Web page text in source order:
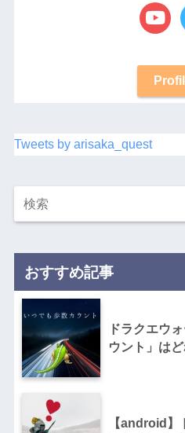
Tweets by arisaka_quest
おすすめ記事
ドラクエウ
ウント」は
【android】